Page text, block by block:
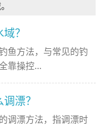
？
鱼方法，与常见的钓
靠操控...
漂？
调漂方法，指调漂时